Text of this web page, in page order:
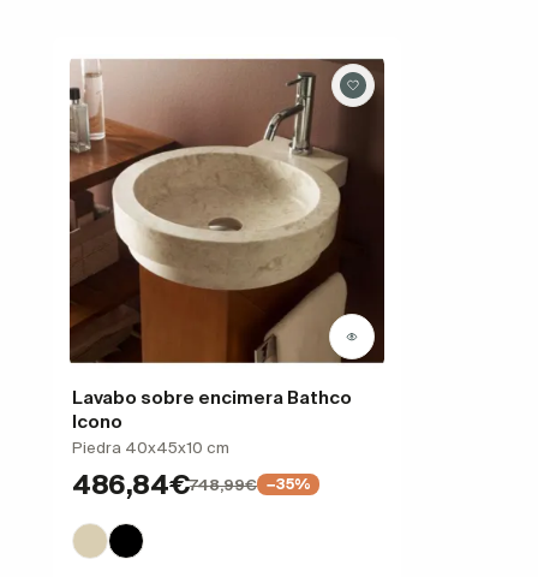
Lavabo sobre encimera Bathco
Icono
Piedra 40x45x10 cm
486,84€748,99€ −35%